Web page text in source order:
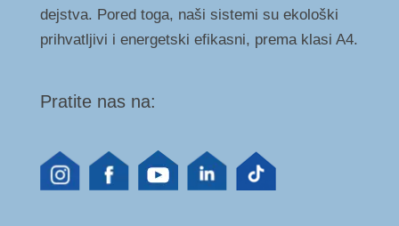
dejstva. Pored toga, naši sistemi su ekološki
prihvatljivi i energetski efikasni, prema klasi A4.
Pratite nas na: